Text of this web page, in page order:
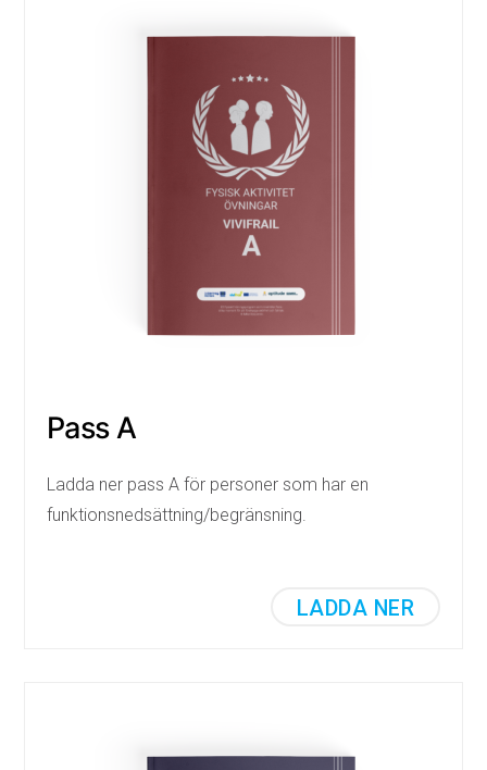
Pass A
Ladda ner pass A för personer som har en
funktionsnedsättning/begränsning.
LADDA NER